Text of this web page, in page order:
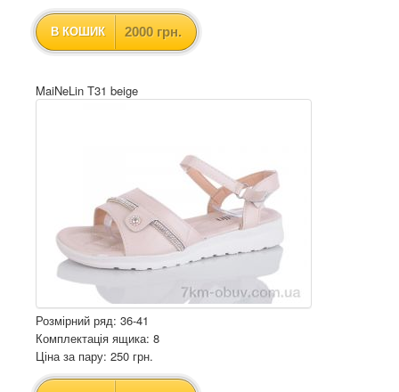
В КОШИК 2000 грн.
MaiNeLin T31 beige
Розмірний ряд: 36-41
Комплектація ящика: 8
Ціна за пару: 250 грн.